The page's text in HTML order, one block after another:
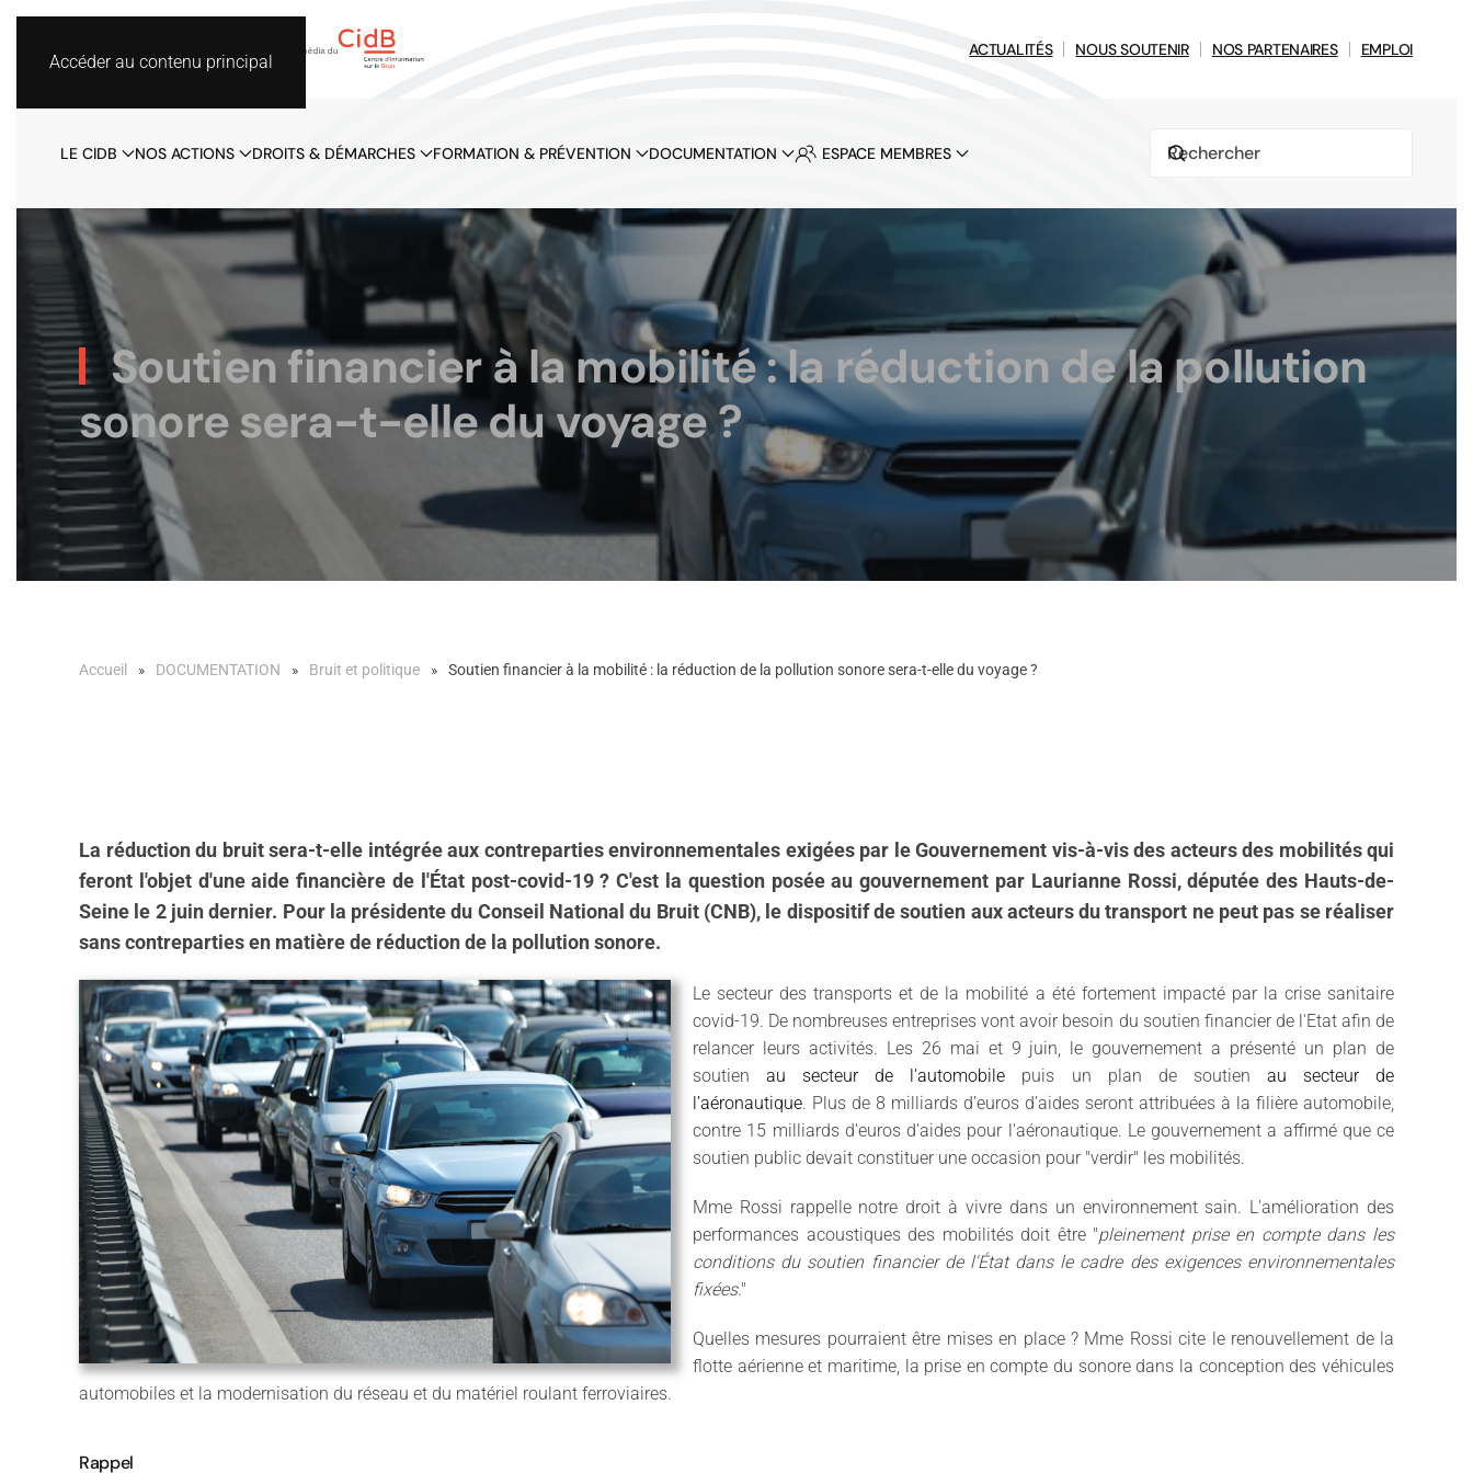
Accéder au contenu principal
ACTUALITÉS NOUS SOUTENIR NOS PARTENAIRES EMPLOI
LE CIDB NOS ACTIONS DROITS & DÉMARCHES FORMATION & PRÉVENTION DOCUMENTATION ESPACE MEMBRES
Soutien financier à la mobilité : la réduction de la pollution
sonore sera-t-elle du voyage ?
Accueil DOCUMENTATION Bruit et politique Soutien financier à la mobilité : la réduction de la pollution sonore sera-t-elle du voyage ?
La réduction du bruit sera-t-elle intégrée aux contreparties environnementales exigées par le Gouvernement vis-à-vis des acteurs des mobilités qui
feront l'objet d'une aide financière de l'État post-covid-19 ? C'est la question posée au gouvernement par Laurianne Rossi, députée des Hauts-de-
Seine le 2 juin dernier. Pour la présidente du Conseil National du Bruit (CNB), le dispositif de soutien aux acteurs du transport ne peut pas se réaliser
sans contreparties en matière de réduction de la pollution sonore.
Le secteur des transports et de la mobilité a été fortement impacté par la crise sanitaire
covid-19. De nombreuses entreprises vont avoir besoin du soutien financier de l'Etat afin de
relancer leurs activités. Les 26 mai et 9 juin, le gouvernement a présenté un plan de
soutienau secteur de l'automobile puis un plan de soutien au secteur de
l’aéronautique. Plus de 8 milliards d’euros d’aides seront attribuées à la filière automobile,
contre 15 milliards d'euros d'aides pour l'aéronautique. Le gouvernement a affirmé que ce
soutien public devait constituer une occasion pour "verdir" les mobilités.
Mme Rossi rappelle notre droit à vivre dans un environnement sain. L'amélioration des
performances acoustiques des mobilités doit être "pleinement prise en compte dans les
conditions du soutien financier de l'État dans le cadre des exigences environnementales
fixées."
Quelles mesures pourraient être mises en place ? Mme Rossi cite le renouvellement de la
flotte aérienne et maritime, la prise en compte du sonore dans la conception des véhicules
automobiles et la modernisation du réseau et du matériel roulant ferroviaires.
Rappel